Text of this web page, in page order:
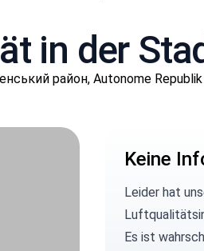
in der
район, Autonome
Keine
Leider hat
Es ist